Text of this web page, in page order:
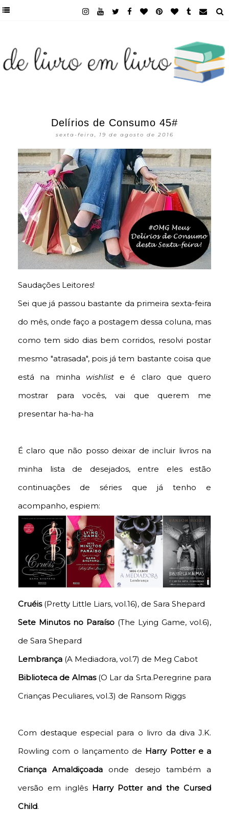
Delírios de Consumo 45#
sexta-feira, 19 de agosto de 2016
Saudações Leitores!
Sei que já passou bastante da primeira sexta-feira
do mês, onde faço a postagem dessa coluna, mas
como tem sido dias bem corridos, resolvi postar
mesmo "atrasada", pois já tem bastante coisa que
está na minha wishliste é claro que quero
mostrar para vocês, vai que querem me
presentar ha-ha-ha
É claro que não posso deixar de incluir livros na
minha lista de desejados, entre eles estão
continuações de séries que já tenho e
acompanho, espiem:
Cruéis(Pretty Little Liars, vol.16), de Sara Shepard
Sete Minutos no Paraíso (The Lying Game, vol.6),
de Sara Shepard
Lembrança (A Mediadora, vol.7) de Meg Cabot
Biblioteca de Almas(O Lar da Srta.Peregrine para
Crianças Peculiares, vol.3) de Ransom Riggs
Com destaque especial para o livro da diva J.K.
Rowling com o lançamento de Harry Potter e a
Criança Amaldiçoada onde desejo também a
versão em inglês Harry Potter and the Cursed
Child.